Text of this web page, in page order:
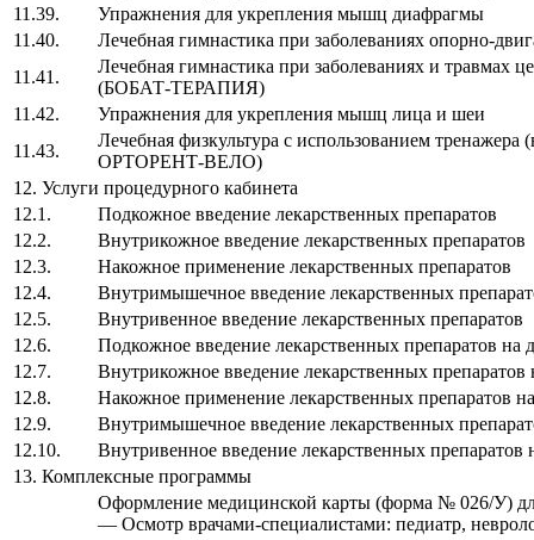
11.39.
Упражнения для укрепления мышц диафрагмы
11.40.
Лечебная гимнастика при заболеваниях опорно-
11.41.
Лечебная гимнастика при заболеваниях и травмах
(БОБАТ-ТЕРАПИЯ)
11.42.
Упражнения для укрепления мышц лица и шеи
11.43.
Лечебная физкультура с использованием
ОРТОРЕНТ-ВЕЛО)
12. Услуги процедурного кабинета
12.1.
Подкожное введение лекарственных
12.2.
Внутрикожное введение лекарственных
12.3.
Накожное применение лекарственных
12.4.
Внутримышечное введение лекарственных
12.5.
Внутривенное введение лекарственных
12.6.
Подкожное введение лекарственных
12.7.
Внутрикожное введение лекарственных
12.8.
Накожное применение лекарственных
12.9.
Внутримышечное введение лекарственных
12.10.
Внутривенное введение лекарственных
13. Комплексные программы
Оформление медицинской карты (форма № 026/У)
— Осмотр врачами-специалистами: педиатр,